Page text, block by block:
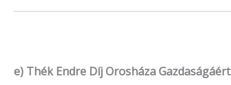
e) Thék Endre Díj Orosháza Gazdaságáért